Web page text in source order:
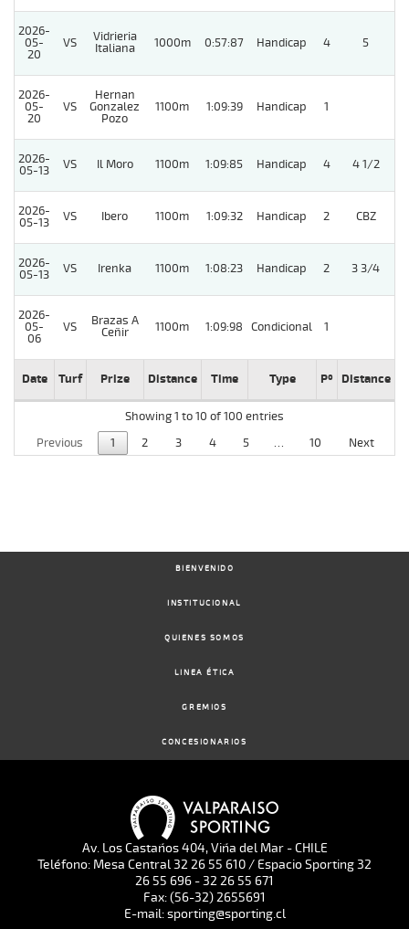
2026-
05-
20
VS
Vidrieria
Italiana
1000m 0:57:87 Handicap 4 5
2026-
05-
20
VS
Hernan
Gonzalez
Pozo
1100m 1:09:39 Handicap 1
2026-
05-13
VS Il Moro 1100m 1:09:85 Handicap 4 4 1/2
2026-
05-13
VS Ibero 1100m 1:09:32 Handicap 2 CBZ
2026-
05-13
VS Irenka 1100m 1:08:23 Handicap 2 3 3/4
2026-
05-
06
VS
Brazas A
Ceñir
1100m 1:09:98 Condicional 1
Date Turf Prize Distance Time Type Pº Distance
Showing 1 to 10 of 100 entries
Previous
1 2 3 4 5 … 10 Next
BIENVENIDO
INSTITUCIONAL
QUIENES SOMOS
LINEA ÉTICA
GREMIOS
CONCESIONARIOS
Av. Los Castaños 404, Viña del Mar - CHILE
Teléfono: Mesa Central 32 26 55 610 / Espacio Sporting 32
26 55 696 - 32 26 55 671
Fax: (56-32) 2655691
E-mail: sporting@sporting.cl